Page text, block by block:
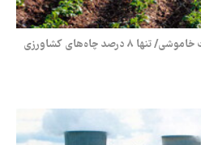
آبیاری شبانه؛ راهکار کاهش خسارت خاموشی/ تنها ۸ درصد چاه‌های کشاورزی